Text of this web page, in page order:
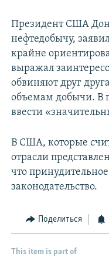
Президент США
нефтедобычу,
крайне
выражал
обвиняют друг
объемам добычи. В
ввести
В США, которые
отрасли
что
законодательство.
Поделиться
This item is part of